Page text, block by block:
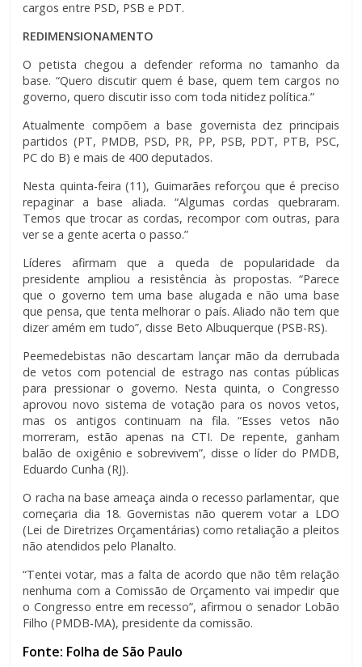
cargos entre PSD, PSB e PDT.
REDIMENSIONAMENTO
O petista chegou a defender reforma no tamanho da
base. “Quero discutir quem é base, quem tem cargos no
governo, quero discutir isso com toda nitidez política.”
Atualmente compõem a base governista dez principais
partidos (PT, PMDB, PSD, PR, PP, PSB, PDT, PTB, PSC,
PC do B) e mais de 400 deputados.
Nesta quinta-feira (11), Guimarães reforçou que é preciso
repaginar a base aliada. “Algumas cordas quebraram.
Temos que trocar as cordas, recompor com outras, para
ver se a gente acerta o passo.”
Líderes afirmam que a queda de popularidade da
presidente ampliou a resistência às propostas. “Parece
que o governo tem uma base alugada e não uma base
que pensa, que tenta melhorar o país. Aliado não tem que
dizer amém em tudo”, disse Beto Albuquerque (PSB-RS).
Peemedebistas não descartam lançar mão da derrubada
de vetos com potencial de estrago nas contas públicas
para pressionar o governo. Nesta quinta, o Congresso
aprovou novo sistema de votação para os novos vetos,
mas os antigos continuam na fila. “Esses vetos não
morreram, estão apenas na CTI. De repente, ganham
balão de oxigênio e sobrevivem”, disse o líder do PMDB,
Eduardo Cunha (RJ).
O racha na base ameaça ainda o recesso parlamentar, que
começaria dia 18. Governistas não querem votar a LDO
(Lei de Diretrizes Orçamentárias) como retaliação a pleitos
não atendidos pelo Planalto.
“Tentei votar, mas a falta de acordo que não têm relação
nenhuma com a Comissão de Orçamento vai impedir que
o Congresso entre em recesso”, afirmou o senador Lobão
Filho (PMDB-MA), presidente da comissão.
Fonte: Folha de São Paulo